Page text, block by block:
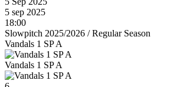
5 sep 2025
18:00
Slowpitch 2025/2026 /Regular Season
Vandals 1 SP A
Vandals 1 SP A